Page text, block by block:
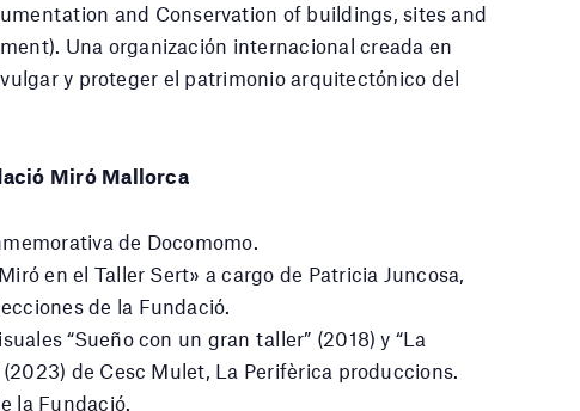
and Conservation of buildings, sites and
Una organización internacional creada en
y proteger el patrimonio arquitectónico del
Miró Mallorca
de Docomomo.
en el Taller Sert» a cargo de Patricia Juncosa,
de la Fundació.
“Sueño con un gran taller” (2018) y “La
de Cesc Mulet, La Perifèrica produccions.
la Fundació.